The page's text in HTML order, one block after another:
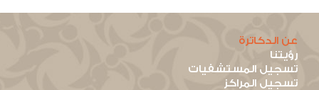
عن الدكاترة
رؤيتنا
تسجيل المستشفيات
تسجيل المراكز